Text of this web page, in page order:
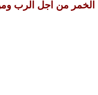
الخمر من اجل الرب